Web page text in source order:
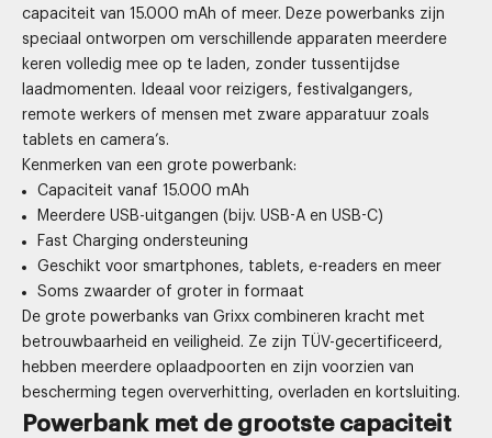
capaciteit van 15.000 mAh of meer. Deze powerbanks zijn
speciaal ontworpen om verschillende apparaten meerdere
keren volledig mee op te laden, zonder tussentijdse
laadmomenten. Ideaal voor reizigers, festivalgangers,
remote werkers of mensen met zware apparatuur zoals
tablets en camera’s.
Kenmerken van een grote powerbank:
Capaciteit vanaf 15.000 mAh
Meerdere USB-uitgangen (bijv. USB-A en USB-C)
Fast Charging ondersteuning
Geschikt voor smartphones, tablets, e-readers en meer
Soms zwaarder of groter in formaat
De grote powerbanks van Grixx combineren kracht met
betrouwbaarheid en veiligheid. Ze zijn TÜV-gecertificeerd,
hebben meerdere oplaadpoorten en zijn voorzien van
bescherming tegen oververhitting, overladen en kortsluiting.
Powerbank met de grootste capaciteit